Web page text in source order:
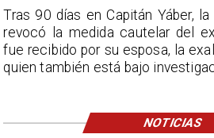
Tras 90 días en Capitán Yáber,
revocó la medida cautelar del
fue recibido por su esposa, la
quien también está bajo
NOTICIAS